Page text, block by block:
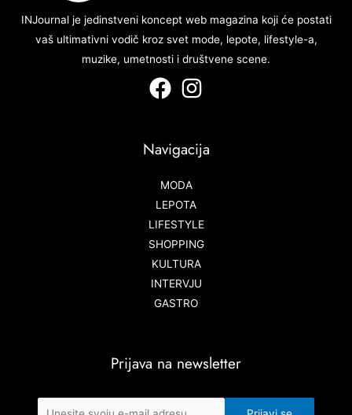
INJournal je jedinstveni koncept web magazina koji će postati
vaš ultimativni vodič kroz svet mode, lepote, lifestyle-a,
muzike, umetnosti i društvene scene.
Navigacija
MODA
LEPOTA
LIFESTYLE
SHOPPING
KULTURA
INTERVJU
GASTRO
Prijava na newsletter